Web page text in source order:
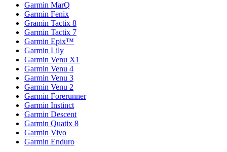
Garmin MarQ
Garmin Fenix
Gramin Tactix 8
Garmin Tactix 7
Garmin Epix™
Garmin Lily
Garmin Venu X1
Garmin Venu 4
Garmin Venu 3
Garmin Venu 2
Garmin Forerunner
Garmin Instinct
Garmin Descent
Garmin Quatix 8
Garmin Vivo
Garmin Enduro